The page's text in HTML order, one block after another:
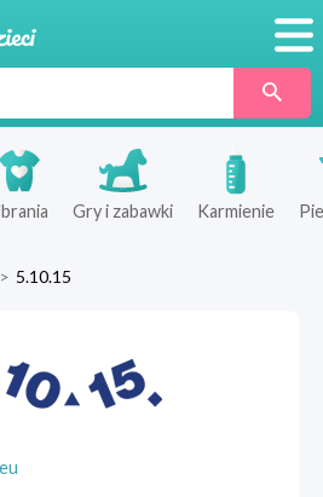
Produkty
SklepyGry i zabawki Karmienie
> 5.10.15